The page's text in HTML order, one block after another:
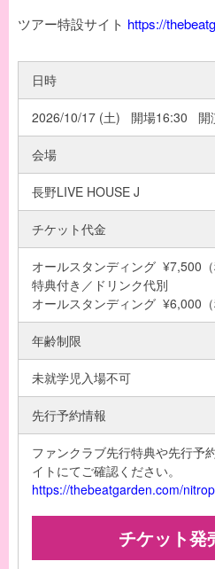
ツアー特設サイト https://
日時
2026/10/17 (土) 開場16:30 開
会場
長野LIVE HOUSE J
チケット代金
オールスタンディング ¥7,500
特典付き／ドリンク代別
オールスタンディング ¥6,000
年齢制限
未就学児入場不可
先行予約情報
ファンクラブ先行特典や先行予
イトにてご確認ください。
https://thebeatgarden.com/
チケット発